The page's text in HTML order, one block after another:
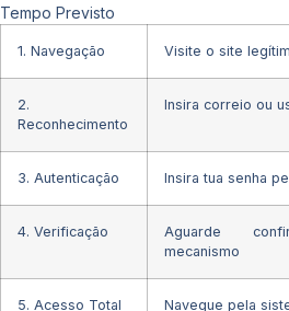
Tempo Previsto
1. Navegação Visite o site
2.
Reconhecimento
Insira correio ou
3. Autenticação Insira tua senha
4. Verificação
Aguarde
mecanismo
5. Acesso Total Navegue pela